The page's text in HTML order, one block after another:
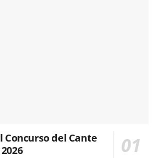
Concurso del Cante